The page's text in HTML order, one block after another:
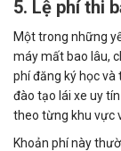
5. Lệ phí thi
Một trong những
máy mất bao lâu,
phí đăng ký học
đào tạo lái xe uy
theo từng khu vực
Khoản phí này